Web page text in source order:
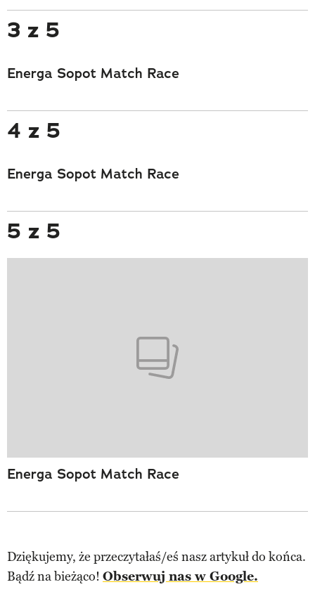
3 z 5
Energa Sopot Match Race
4 z 5
Energa Sopot Match Race
5 z 5
Energa Sopot Match Race
Dziękujemy, że przeczytałaś/eś nasz artykuł do końca.
Bądź na bieżąco! Obserwuj nas w Google.